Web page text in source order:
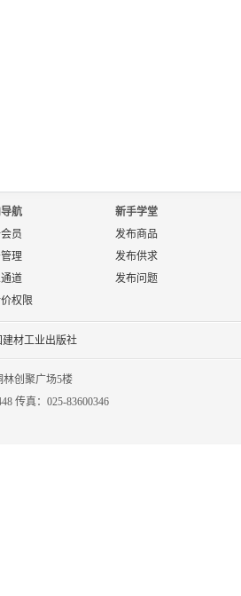
航
员
理
道
权限
新手学堂
发布商品
发布供求
发布问题
建材工业出版社
林创聚广场5楼
传真：025-83600346